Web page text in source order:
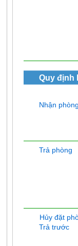
Quy định
Nhận
Trả phòng
Hủy đặt
Trả trước